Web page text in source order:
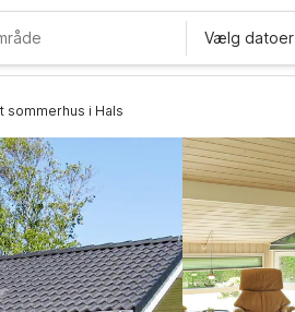
Vælg datoer
sommerhus i Hals